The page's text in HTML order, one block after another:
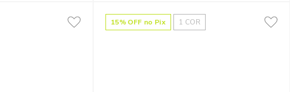
15% OFF no Pix 1 COR